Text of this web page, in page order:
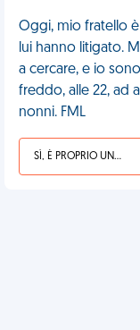
Oggi, mio fratello
lui hanno litigato.
a cercare, e io
freddo, alle 22, ad
nonni. FML
SÌ, È PROPRIO UNA VDM!